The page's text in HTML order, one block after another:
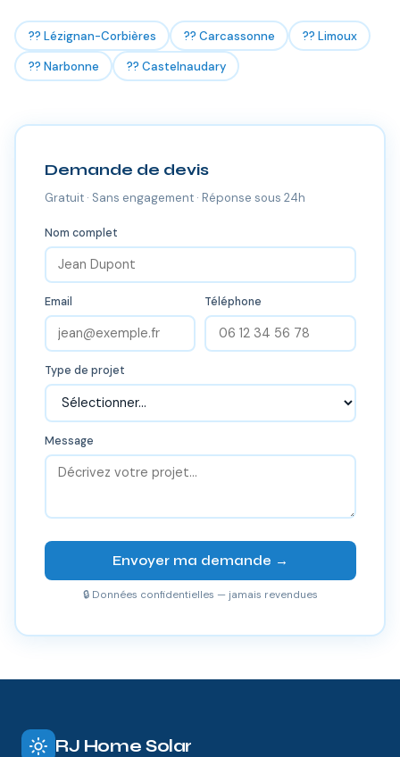
?? Lézignan-Corbières ?? Carcassonne
?? Limoux
?? Narbonne
?? Castelnaudary
Demande de devis
Gratuit · Sans engagement · Réponse sous 24h
Nom complet
Email Téléphone
Type de projet
Message
Envoyer ma demande →
🔒 Données confidentielles — jamais revendues
RJ Home Solar